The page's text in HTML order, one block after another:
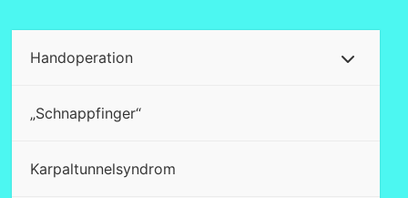
Handoperation
„Schnappfinger“
Karpaltunnelsyndrom